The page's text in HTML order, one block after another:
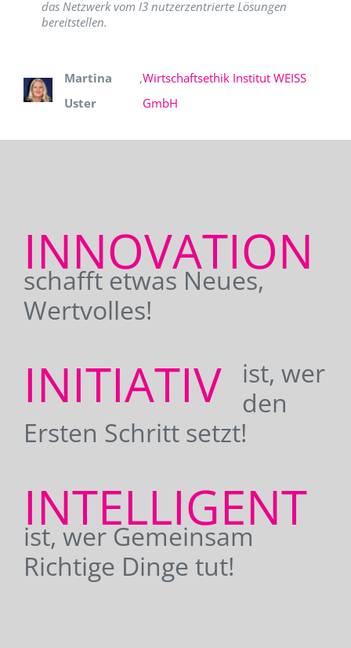
das Netzwerk vom I3 nutzerzentrierte Lösungen
bereitstellen.
Martina
Uster
,Wirtschaftsethik Institut WEISS
GmbH
INNOVATION
schafft etwas Neues,
Wertvolles!
INITIATIV
ist, wer
den
Ersten Schritt setzt!
INTELLIGENT
ist, wer Gemeinsam
Richtige Dinge tut!